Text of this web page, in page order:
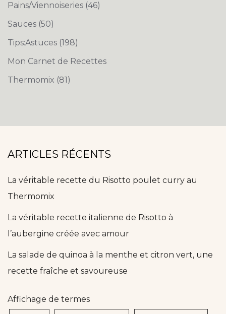
Pains/Viennoiseries (46)
Sauces (50)
Tips:Astuces (198)
Mon Carnet de Recettes
Thermomix (81)
ARTICLES RÉCENTS
La véritable recette du Risotto poulet curry au
Thermomix
La véritable recette italienne de Risotto à
l’aubergine créée avec amour
La salade de quinoa à la menthe et citron vert, une
recette fraîche et savoureuse
Affichage de termes